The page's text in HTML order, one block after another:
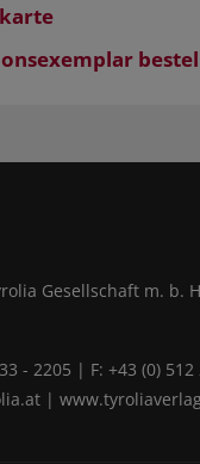
Gesellschaft m. b.
- 2205 | F: +43 (0)
|